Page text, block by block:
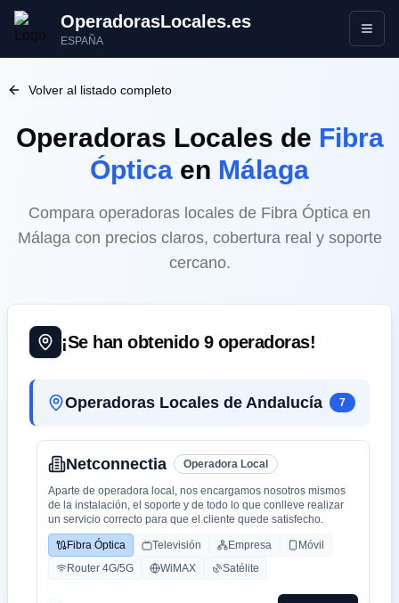
OperadorasLocales.es
ESPAÑA Abrir
Volver al listado completo
Operadoras Locales de Fibra
Óptica en Málaga
Compara operadoras locales de Fibra Óptica en
Málaga con precios claros, cobertura real y soporte
cercano.
¡Se han obtenido 9operadoras!
Operadoras Locales de Andalucía 7
Netconnectia Operadora Local
Aparte de operadora local, nos encargamos nosotros mismos
de la instalación, el soporte y de todo lo que conlleve realizar
un servicio correcto para que el cliente quede satisfecho.
Fibra Óptica Televisión Empresa
Móvil
Router 4G/5G
WiMAX Satélite